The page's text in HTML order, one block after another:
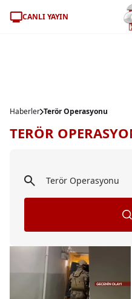
CANLI YAYIN
Haberler Terör Operasyonu